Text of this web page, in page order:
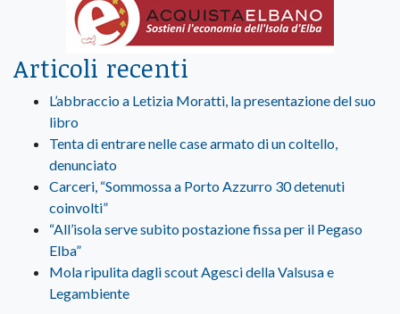
Articoli recenti
L’abbraccio a Letizia Moratti, la presentazione del suo
libro
Tenta di entrare nelle case armato di un coltello,
denunciato
Carceri, “Sommossa a Porto Azzurro 30 detenuti
coinvolti”
“All’isola serve subito postazione fissa per il Pegaso
Elba”
Mola ripulita dagli scout Agesci della Valsusa e
Legambiente